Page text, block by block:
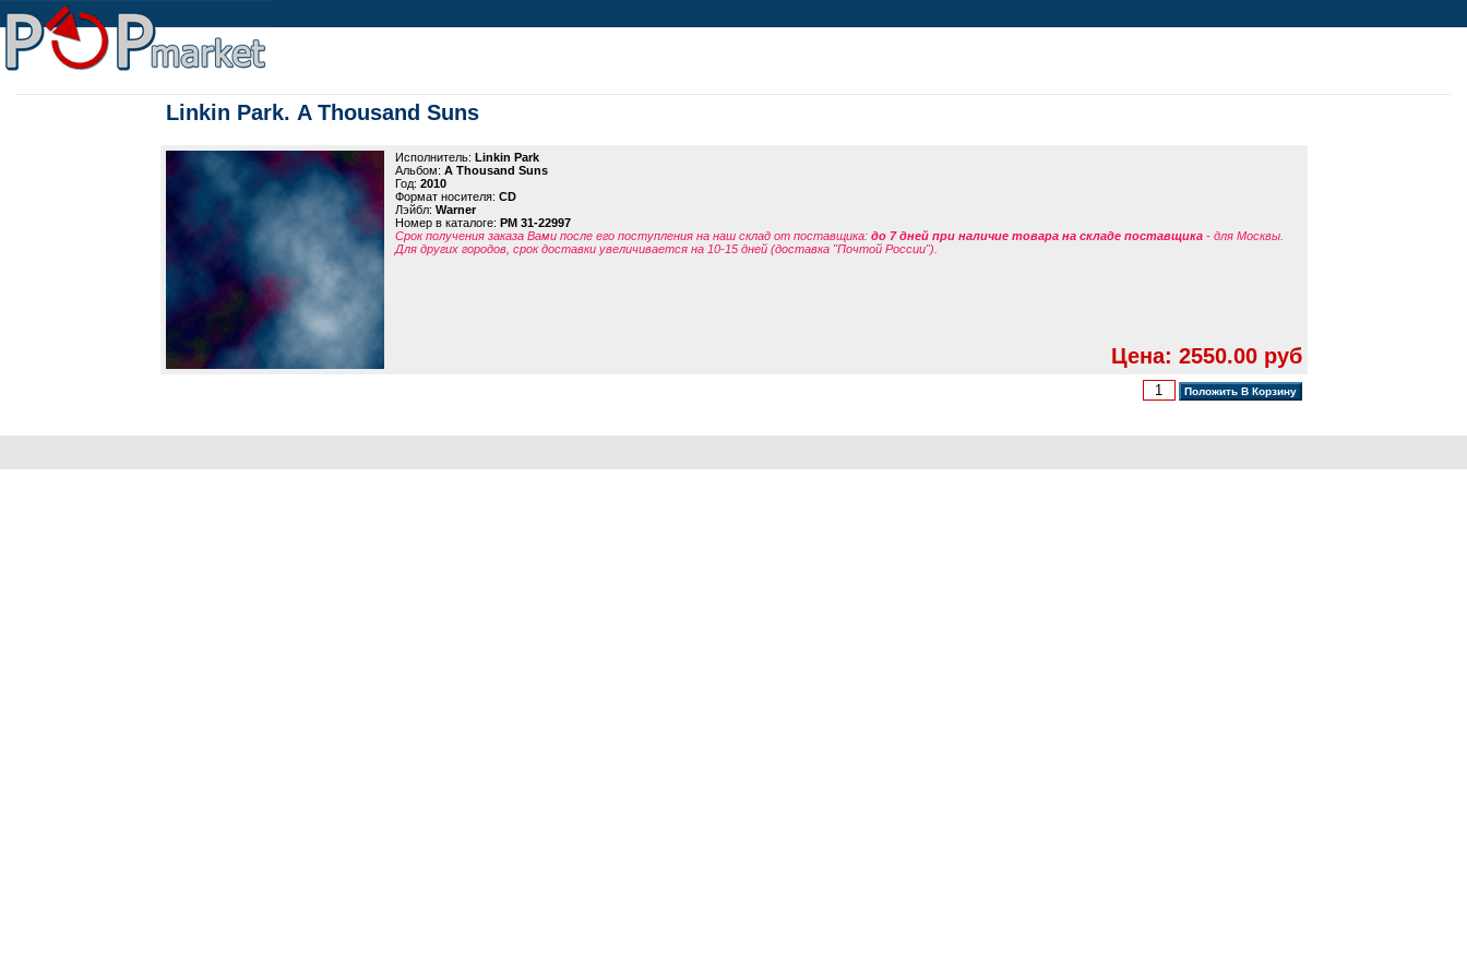
Linkin Park. A Thousand Suns
Исполнитель: Linkin Park
Альбом: A Thousand Suns
Год: 2010
Формат носителя: CD
Лэйбл: Warner
Номер в каталоге: PM 31-22997
Срок получения заказа Вами после его поступления на наш склад от поставщика: до 7 дней при наличие товара на складе поставщика - для Москвы.
Для других городов, срок доставки увеличивается на 10-15 дней (доставка "Почтой России").
Цена: 2550.00 руб